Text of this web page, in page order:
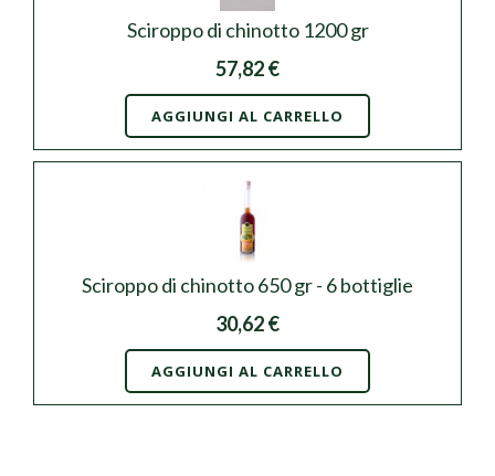
Sciroppo di chinotto 1200 gr
57,82 €
AGGIUNGI AL CARRELLO
Sciroppo di chinotto 650 gr - 6 bottiglie
30,62 €
AGGIUNGI AL CARRELLO